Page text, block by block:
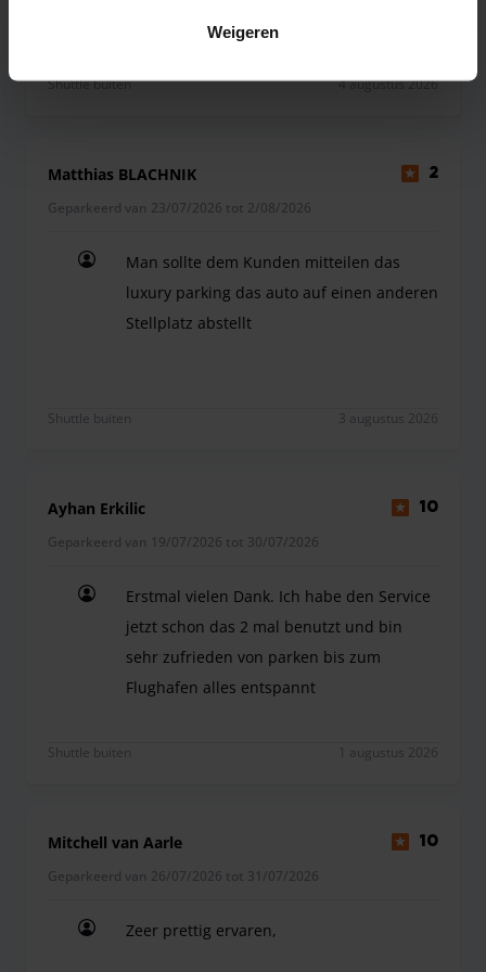
Weigeren
leider äußerst enttäuschend.
Shuttle buiten 4 augustus 2026
Matthias BLACHNIK 2
Geparkeerd van 23/07/2026 tot 2/08/2026
Man sollte dem Kunden mitteilen das
luxury parking das auto auf einen anderen
Stellplatz abstellt
Shuttle buiten 3 augustus 2026
Ayhan Erkilic 10
Geparkeerd van 19/07/2026 tot 30/07/2026
Erstmal vielen Dank. Ich habe den Service
jetzt schon das 2 mal benutzt und bin
sehr zufrieden von parken bis zum
Flughafen alles entspannt
Shuttle buiten 1 augustus 2026
Mitchell van Aarle 10
Geparkeerd van 26/07/2026 tot 31/07/2026
Zeer prettig ervaren,